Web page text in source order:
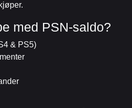
med PSN-saldo?
& PS5)